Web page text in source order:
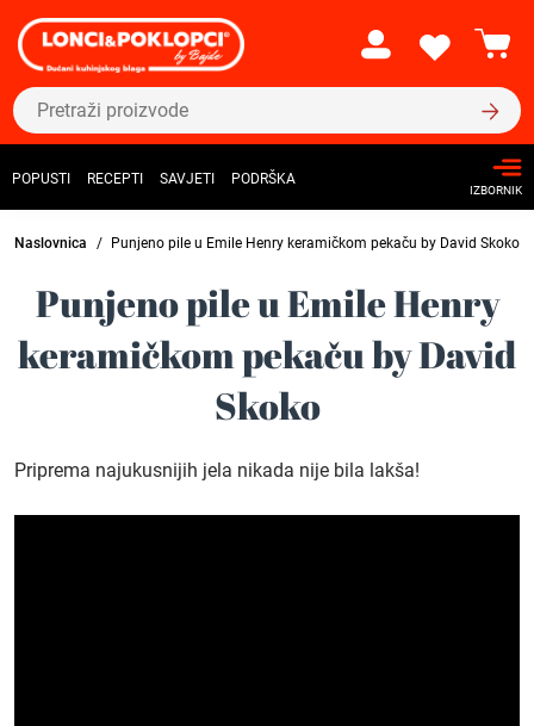
POPUSTI RECEPTI SAVJETI PODRŠKA
IZBORNIK
Naslovnica Punjeno pile u Emile Henry keramičkom pekaču by David Skoko
Punjeno pile u Emile Henry
keramičkom pekaču by David
Skoko
Priprema najukusnijih jela nikada nije bila lakša!